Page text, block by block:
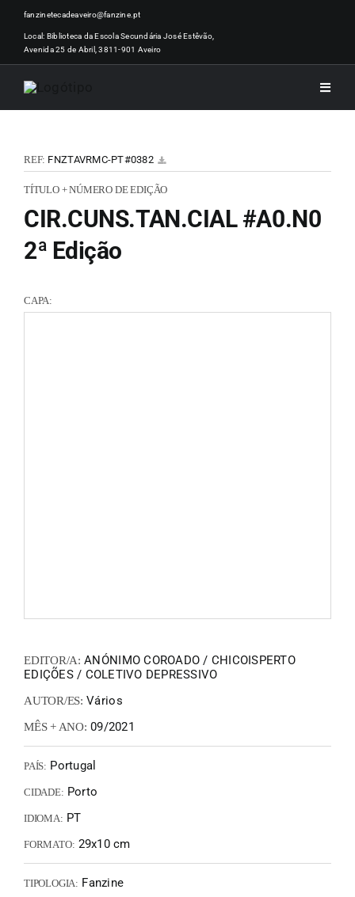
Skip
content
fanzinetecadeaveiro@fanzine.pt
Local: Biblioteca da Escola Secundária José Estêvão,
Avenida 25 de Abril, 3811-901 Aveiro
Toggle
REF: FNZTAVRMC-PT#0382
TÍTULO + NÚMERO DE EDIÇÃO
CIR.CUNS.TAN.CIAL #A0.N0
2ª Edição
CAPA:
EDITOR/A: ANÓNIMO COROADO / CHICOISPERTO
EDIÇÕES / COLETIVO DEPRESSIVO
AUTOR/ES: Vários
MÊS + ANO: 09/2021
PAÍS: Portugal
CIDADE: Porto
IDIOMA: PT
FORMATO: 29x10 cm
TIPOLOGIA: Fanzine